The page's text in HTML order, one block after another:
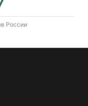
России